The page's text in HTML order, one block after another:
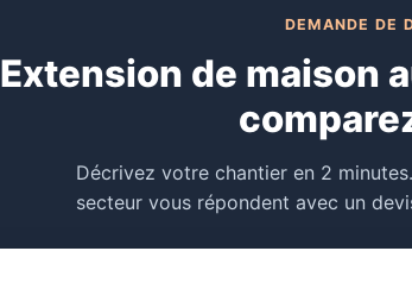
DEMANDE DE
Extension de maison
Décrivez votre chantier en 2
secteur vous répondent avec un